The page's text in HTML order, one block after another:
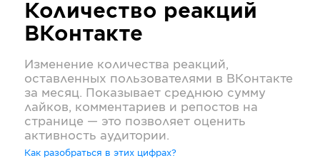
Количество реакций
ВКонтакте
Изменение количества реакций,
оставленных пользователями в ВКонтакте
за месяц. Показывает среднюю сумму
лайков, комментариев и репостов на
странице — это позволяет оценить
активность аудитории.
Как разобраться в этих цифрах?